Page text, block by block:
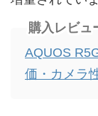
購入レビュ
AQUOS
価・カメラ